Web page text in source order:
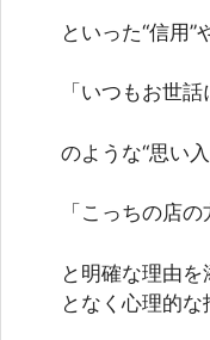
といった“信用”
「いつもお世
のような“思い
「こっちの店の
と明確な理由
となく心理的